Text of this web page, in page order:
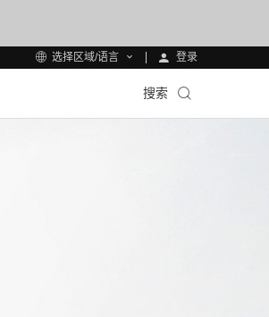
选择区域/语言 登录
搜索